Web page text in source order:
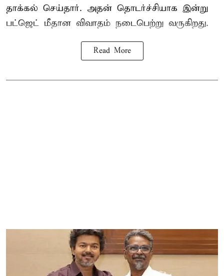
தாக்கல் செய்தார். அதன் தொடர்ச்சியாக இன்று
பட்ஜெட் மீதான விவாதம் நடைபெற்று வருகிறது.
Read More